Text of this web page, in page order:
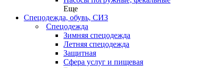
Еще
Спецодежда, обувь, СИЗ
Спецодежда
Зимняя спецодежда
Летняя спецодежда
Защитная
Сфера услуг и пищевая